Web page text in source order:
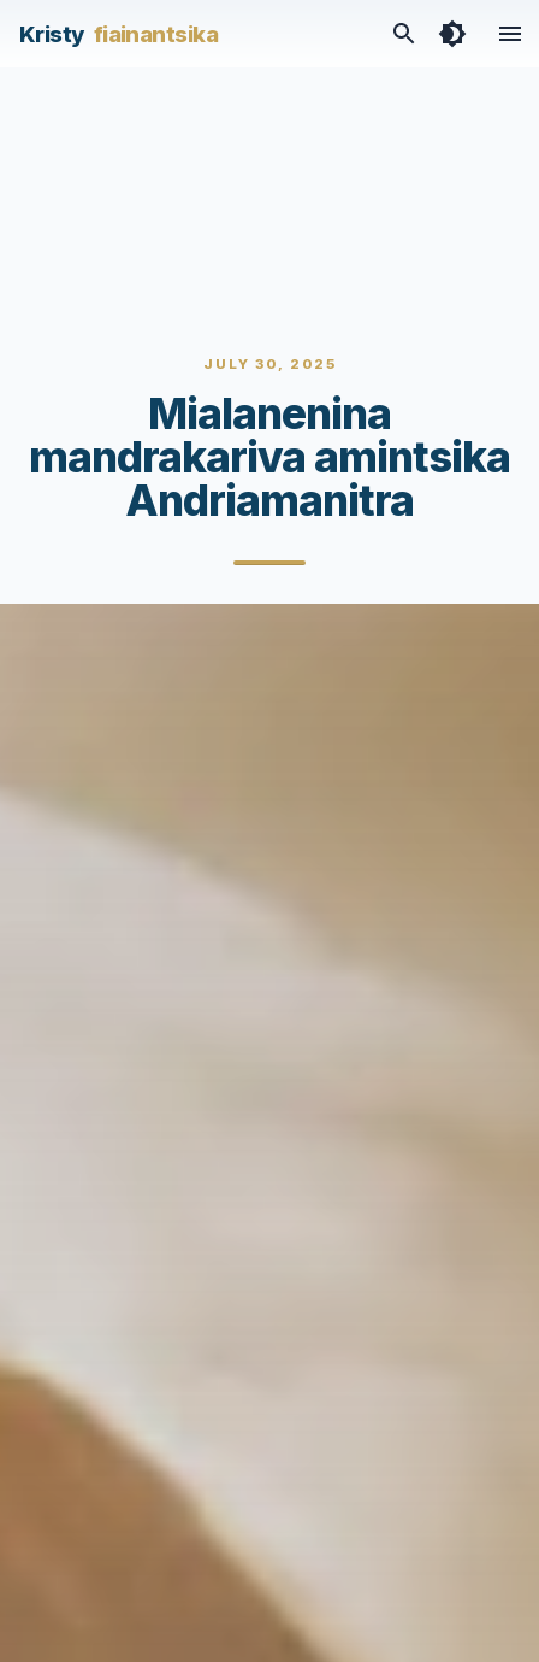
Kristy fiainantsika
JULY 30, 2025
Mialanenina
mandrakariva amintsika
Andriamanitra